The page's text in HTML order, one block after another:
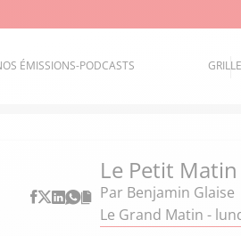
ÉMISSIONS-PODCASTS
Le Petit Matin
Par Benjamin Glaise
Le Grand Matin -